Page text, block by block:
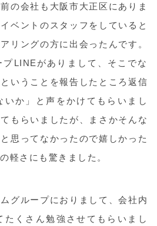
の会社も大阪市大正区にありま
ベントのスタッフをしていると
リングの方に出会ったんです。
LINEがありまして、そこでな
いうことを報告したところ返信
いか」と声をかけてもらいまし
もらいましたが、まさかそんな
思ってなかったので嬉しかった
軽さにも驚きました。
グループにおりまして、会社内
たくさん勉強させてもらいまし